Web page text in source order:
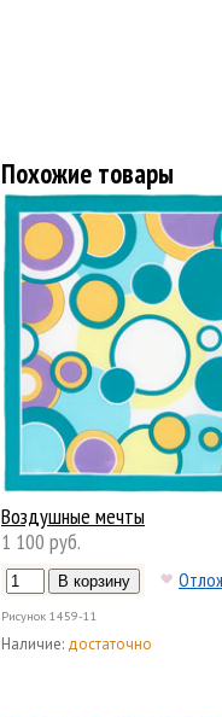
Похожие товары
Воздушные мечты
1 100 руб.
Рисунок 1459-11
Наличие: достаточно